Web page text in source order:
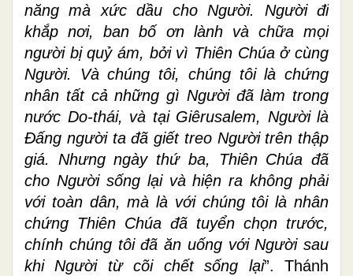
năng mà xức dầu cho Người. Người đi
khắp nơi, ban bố ơn lành và chữa mọi
người bị quỷ ám, bởi vì Thiên Chúa ở cùng
Người. Và chúng tôi, chúng tôi là chứng
nhân tất cả những gì Người đã làm trong
nước Do-thái, và tại Giêrusalem, Người là
Ðấng người ta đã giết treo Người trên thập
giá. Nhưng ngày thứ ba, Thiên Chúa đã
cho Người sống lại và hiện ra không phải
với toàn dân, mà là với chúng tôi là nhân
chứng Thiên Chúa đã tuyển chọn trước,
chính chúng tôi đã ăn uống với Người sau
khi Người từ cõi chết sống lại”. Thánh